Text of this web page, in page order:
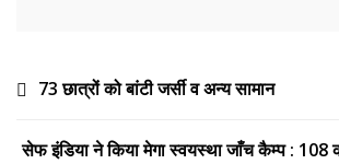
73 छात्रों को बांटी जर्सी व अन्य सामान
सेफ इंडिया ने किया मेगा स्वयस्था जाँच कैम्प : 108